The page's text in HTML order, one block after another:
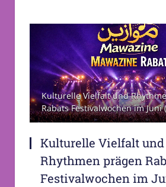
Kulturelle Vielfalt und
Rabats Festivalwochen im Juni
Kulturelle Vielfalt und
Rhythmen prägen
Festivalwochen im